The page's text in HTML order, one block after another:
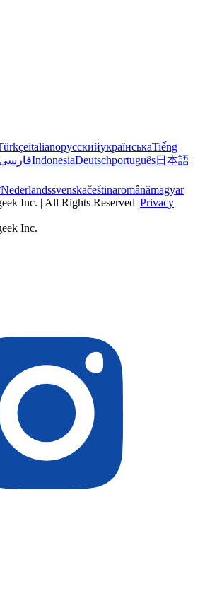
italianoрусскийукраїнськаTiếng
فارسیIndonesiaDeutschportuguês日本語
Nederlandssvenskačeštinaromânămagyar
Inc. | All Rights Reserved |Privacy
Inc.